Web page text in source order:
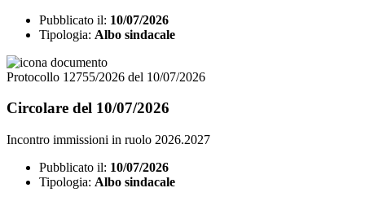
Pubblicato il: 10/07/2026
Tipologia: Albo sindacale
Protocollo 12755/2026 del 10/07/2026
Circolare del 10/07/2026
Incontro immissioni in ruolo 2026.2027
Pubblicato il: 10/07/2026
Tipologia: Albo sindacale